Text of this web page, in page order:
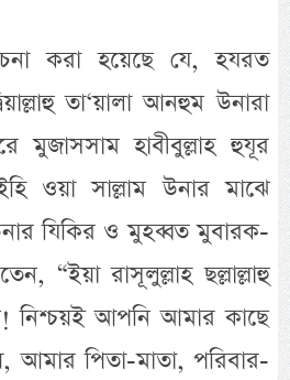
করা হয়েছে যে, হযরত
তা‘য়ালা আনহুম উনারা
মুজাসসাম হাবীবুল্লাহ হুযূর
ওয়া সাল্লাম উনার মাঝে
যিকির ও মুহব্বত মুবারক-
“ইয়া রাসূলুল্লাহ ছল্লাল্লাহু
নিশ্চয়ই আপনি আমার কাছে
আমার পিতা-মাতা, পরিবার-